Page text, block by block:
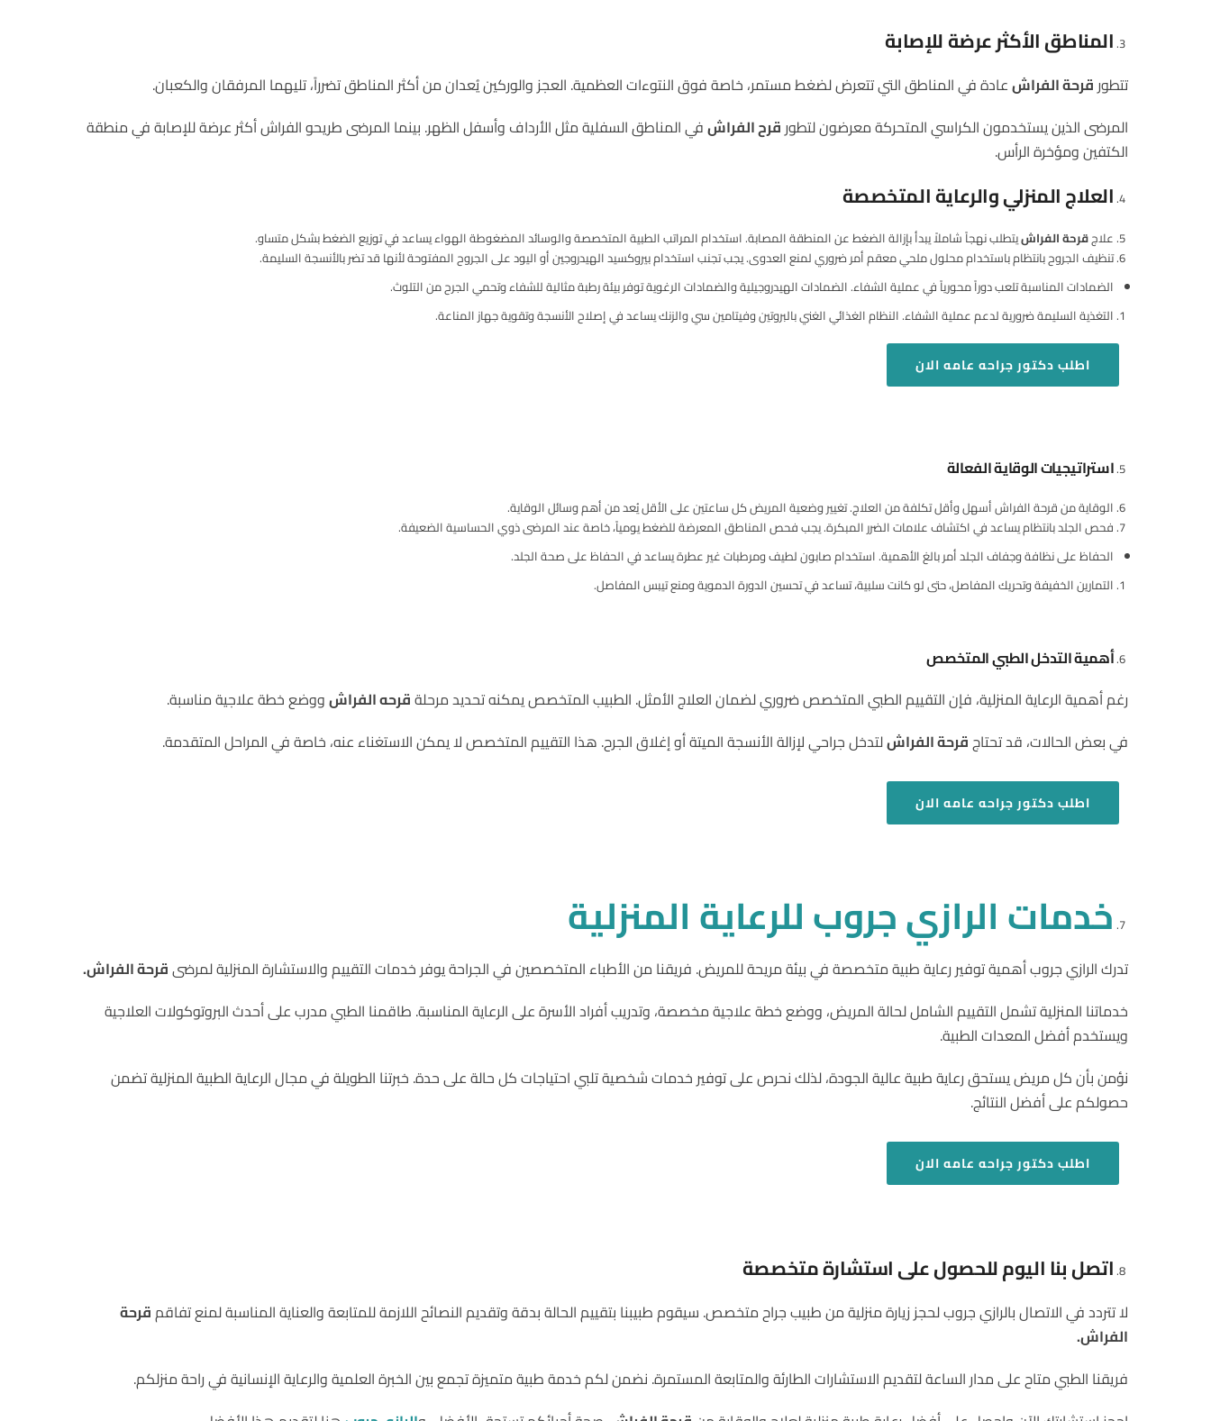
المناطق الأكثر عرضة للإصابة
تتطور قرحة الفراشعادة في المناطق التي تتعرض لضغط مستمر، خاصة فوق النتوءات العظمية. العجز والوركين يُعدان من أكثر المناطق تضرراً، تليهما المرفقان والكعبان.
المرضى الذين يستخدمون الكراسي المتحركة معرضون لتطور قرح الفراشفي المناطق السفلية مثل الأرداف وأسفل الظهر. بينما المرضى طريحو الفراش أكثر عرضة للإصابة في منطقة
الكتفين ومؤخرة الرأس.
العلاج المنزلي والرعاية المتخصصة
علاجقرحة الفراشيتطلب نهجاً شاملاً يبدأ بإزالة الضغط عن المنطقة المصابة. استخدام المراتب الطبية المتخصصة والوسائد المضغوطة الهواء يساعد في توزيع الضغط بشكل متساو.
تنظيف الجروح بانتظام باستخدام محلول ملحي معقم أمر ضروري لمنع العدوى. يجب تجنب استخدام بيروكسيد الهيدروجين أو اليود على الجروح المفتوحة لأنها قد تضر بالأنسجة السليمة.
الضمادات المناسبة تلعب دوراً محورياً في عملية الشفاء. الضمادات الهيدروجيلية والضمادات الرغوية توفر بيئة رطبة مثالية للشفاء وتحمي الجرح من التلوث.
التغذية السليمة ضرورية لدعم عملية الشفاء. النظام الغذائي الغني بالبروتين وفيتامين سي والزنك يساعد في إصلاح الأنسجة وتقوية جهاز المناعة.
اطلبدكتور جراحه عامه الان
استراتيجيات الوقاية الفعالة
الوقاية من قرحة الفراش أسهل وأقل تكلفة من العلاج. تغيير وضعية المريض كل ساعتين على الأقل يُعد من أهم وسائل الوقاية.
فحص الجلد بانتظام يساعد في اكتشاف علامات الضرر المبكرة. يجب فحص المناطق المعرضة للضغط يومياً، خاصة عند المرضى ذوي الحساسية الضعيفة.
الحفاظ على نظافة وجفاف الجلد أمر بالغ الأهمية. استخدام صابون لطيف ومرطبات غير عطرة يساعد في الحفاظ على صحة الجلد.
التمارين الخفيفة وتحريك المفاصل، حتى لو كانت سلبية، تساعد في تحسين الدورة الدموية ومنع تيبس المفاصل.
أهمية التدخل الطبي المتخصص
رغم أهمية الرعاية المنزلية، فإن التقييم الطبي المتخصص ضروري لضمان العلاج الأمثل. الطبيب المتخصص يمكنه تحديد مرحلةقرحه الفراشووضع خطة علاجية مناسبة.
في بعض الحالات، قد تحتاجقرحة الفراشلتدخل جراحي لإزالة الأنسجة الميتة أو إغلاق الجرح. هذا التقييم المتخصص لا يمكن الاستغناء عنه، خاصة في المراحل المتقدمة.
اطلبدكتور جراحه عامه الان
خدمات الرازي جروب للرعاية المنزلية
تدرك الرازي جروب أهمية توفير رعاية طبية متخصصة في بيئة مريحة للمريض. فريقنا من الأطباء المتخصصين في الجراحة يوفر خدمات التقييم والاستشارة المنزلية لمرضىقرحة الفراش.
خدماتنا المنزلية تشمل التقييم الشامل لحالة المريض، ووضع خطة علاجية مخصصة، وتدريب أفراد الأسرة على الرعاية المناسبة. طاقمنا الطبي مدرب على أحدث البروتوكولات العلاجية
ويستخدم أفضل المعدات الطبية.
نؤمن بأن كل مريض يستحق رعاية طبية عالية الجودة، لذلك نحرص على توفير خدمات شخصية تلبي احتياجات كل حالة على حدة. خبرتنا الطويلة في مجال الرعاية الطبية المنزلية تضمن
حصولكم على أفضل النتائج.
اطلبدكتور جراحه عامه الان
اتصل بنا اليوم للحصول على استشارة متخصصة
لا تتردد في الاتصال بالرازي جروب لحجز زيارة منزلية من طبيب جراح متخصص. سيقوم طبيبنا بتقييم الحالة بدقة وتقديم النصائح اللازمة للمتابعة والعناية المناسبة لمنع تفاقمقرحة
الفراش.
فريقنا الطبي متاح على مدار الساعة لتقديم الاستشارات الطارئة والمتابعة المستمرة. نضمن لكم خدمة طبية متميزة تجمع بين الخبرة العلمية والرعاية الإنسانية في راحة منزلكم.